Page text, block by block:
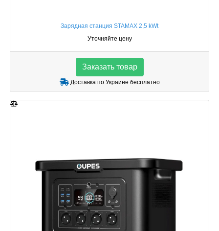
Зарядная станция STAMAX 2,5 kWt
Уточняйте цену
Заказать товар
Доставка по Украине бесплатно